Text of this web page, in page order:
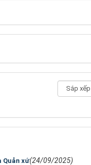
Quản xứ(24/09/2025)